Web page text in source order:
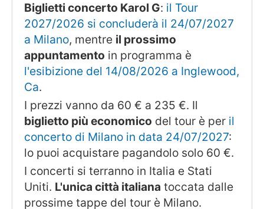
Biglietti concerto Karol G: il Tour
2027/2026 si concluderà il 24/07/2027
a Milano, mentre il prossimo
appuntamento in programma è
l'esibizione del 14/08/2026 a Inglewood,
Ca.
I prezzi vanno da 60 € a 235 €. Il
biglietto più economico del tour è per il
concerto di Milano in data 24/07/2027:
lo puoi acquistare pagandolo solo 60 €.
I concerti si terranno in Italia e Stati
Uniti. L'unica città italiana toccata dalle
prossime tappe del tour è Milano.